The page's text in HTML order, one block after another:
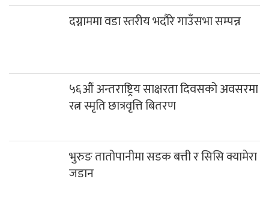
५६औं अन्तराष्ट्रिय साक्षरता दिवसको अवसरमा
रत्न स्मृति छात्रवृत्ति बितरण
भुरुङ तातोपानीमा सडक बत्ती र सिसि क्यामेरा
जडान
नेपाली काँग्रेस म्याग्दीबाट प्रतिनिधिसभामा
आकांक्षी उम्मेदवारको नाम सिफारिस